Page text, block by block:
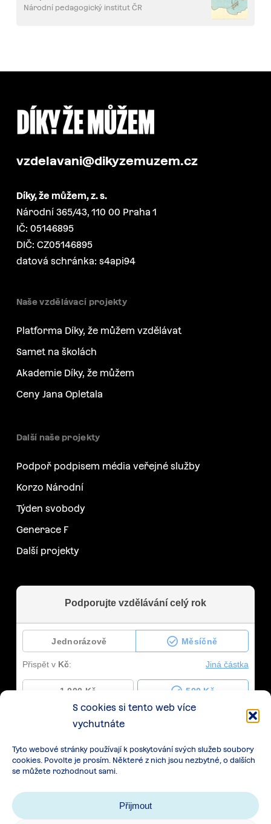
S cookies si tento web více
vychutnáte
Tyto webové stránky používají k poskytování svých služeb soubory
cookies. Povolte je prosím. Některé z nich jsou nezbytné, o dalších
se můžete rozhodnout sami.
Přijmout
Národní pedagogický institut ČR
vzdelavani@dikyzemuzem.cz
Díky, že můžem, z. s.
Národní 365/43, 110 00 Praha 1
IČ: 05146895
DIČ: CZ05146895
datová schránka: s4api94
Naše vzdělávací projekty
Platforma Díky, že můžem vzdělávat
Samet na školách
Akademie Díky, že můžem
Ceny Jana Opletala
Další naše projekty
Podpoř podpisem média veřejné služby
Korzo Národní
Týden svobody
Generace F
Další projekty